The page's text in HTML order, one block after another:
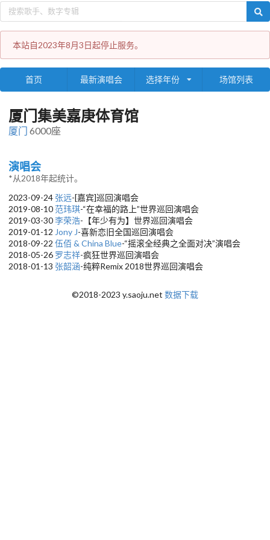
本站自2023年8月3日起停止服务。
首页 最新演唱会 选择年份 场馆列表
厦门集美嘉庚体育馆
厦门 6000座
演唱会
*从2018年起统计。
2023-09-24 张远-[嘉宾]巡回演唱会
2019-08-10范玮琪-“在幸福的路上”世界巡回演唱会
2019-03-30李荣浩-【年少有为】世界巡回演唱会
2019-01-12 Jony J-喜新恋旧全国巡回演唱会
2018-09-22 伍佰 & China Blue-“摇滚全经典之全面对决”演唱会
2018-05-26 罗志祥-疯狂世界巡回演唱会
2018-01-13 张韶涵-纯粹Remix 2018世界巡回演唱会
©2018-2023 y.saoju.net 数据下载